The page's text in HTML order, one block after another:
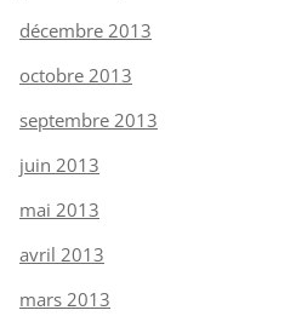
décembre 2013
octobre 2013
septembre 2013
juin 2013
mai 2013
avril 2013
mars 2013